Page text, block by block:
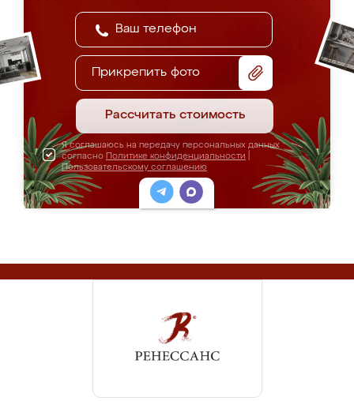
Прикрепить фото
Рассчитать стоимость
Я соглашаюсь на передачу персональных данных
согласно Политике конфиденциальности
Пользовательскому соглашению